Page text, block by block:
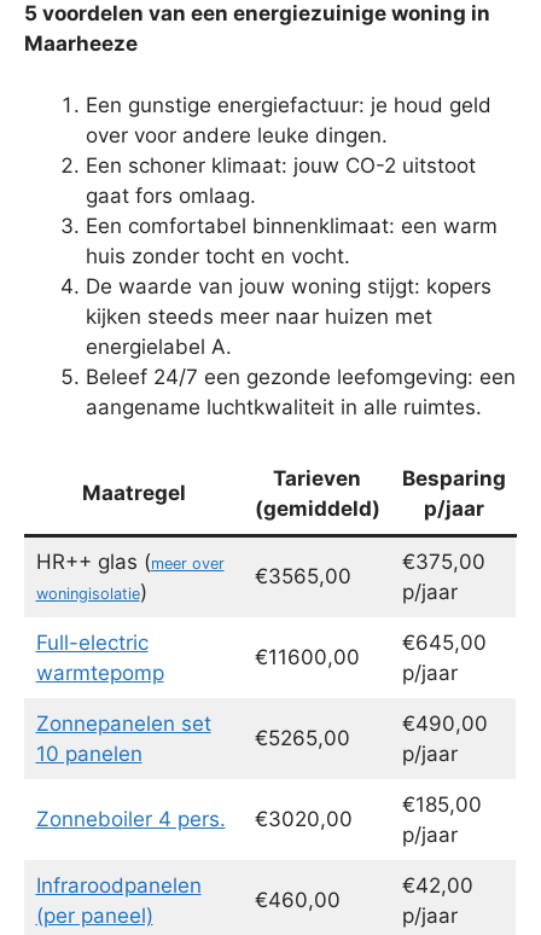
5 voordelen van een energiezuinige woning in
Maarheeze
Een gunstige energiefactuur: je houd geld
over voor andere leuke dingen.
Een schoner klimaat: jouw CO-2 uitstoot
gaat fors omlaag.
Een comfortabel binnenklimaat: een warm
huis zonder tocht en vocht.
De waarde van jouw woning stijgt: kopers
kijken steeds meer naar huizen met
energielabel A.
Beleef 24/7 een gezonde leefomgeving: een
aangename luchtkwaliteit in alle ruimtes.
Maatregel
Tarieven
(gemiddeld)
Besparing
p/jaar
HR++ glas (meer over
woningisolatie)
€3565,00
€375,00
p/jaar
Full-electric
warmtepomp
€11600,00
€645,00
p/jaar
Zonnepanelen set
10 panelen
€5265,00
€490,00
p/jaar
Zonneboiler 4 pers. €3020,00
€185,00
p/jaar
Infraroodpanelen
(per paneel)
€460,00
€42,00
p/jaar